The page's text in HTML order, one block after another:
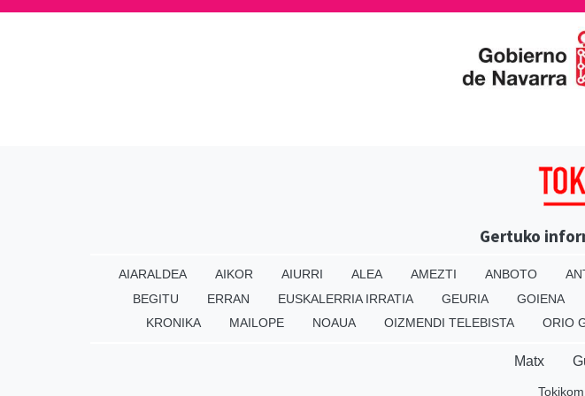
Gertuko
AIARALDEA AIKOR AIURRI ALEA AMEZTI ANBOTO
BEGITU
ERRAN EUSKALERRIA IRRATIA GEURIA GOIENA
KRONIKA
MAILOPE NOAUA OIZMENDI TELEBISTA ORIO
Matx